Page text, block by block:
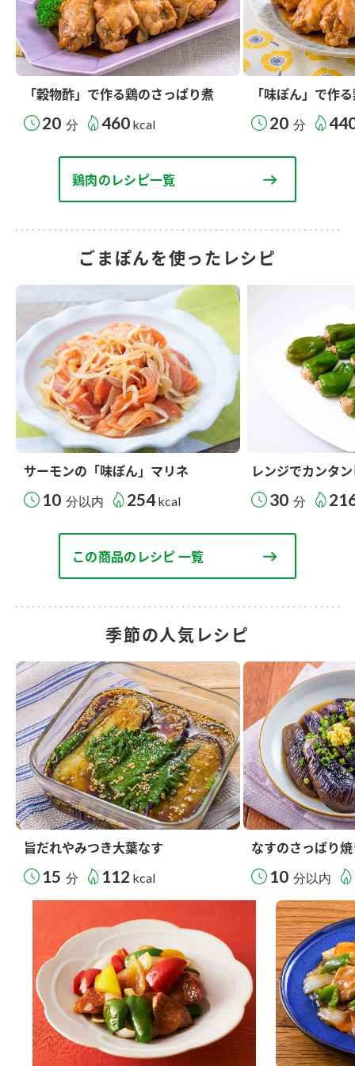
「穀物酢」で作る鶏のさっぱり煮
20 分 460 kcal
「味ぽん」で作
20 分
鶏肉のレシピ一覧
ごまぽんを使ったレシピ
サーモンの「味ぽん」マリネ
10 分以内 254 kcal
レンジでカンタ
30 分
この商品のレシピ 一覧
季節の人気レシピ
旨だれやみつき大葉なす
15 分 112 kcal
なすのさっぱり
10 分以内